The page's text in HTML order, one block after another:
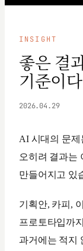
INSIGHT
좋은 결
기준이다
2026.04.29
AI 시대의 문제
오히려 결과는
만들어지고 있
기획안, 카피,
프로토타입까
과거에는 적지